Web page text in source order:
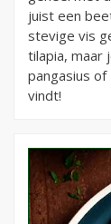
juist een
stevige vis
tilapia, maar
pangasius
vindt!